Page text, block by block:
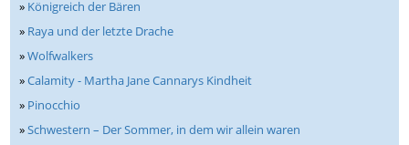
» Königreich der Bären
» Raya und der letzte Drache
»Wolfwalkers
»Calamity - Martha Jane Cannarys Kindheit
» Pinocchio
»Schwestern – Der Sommer, in dem wir allein waren